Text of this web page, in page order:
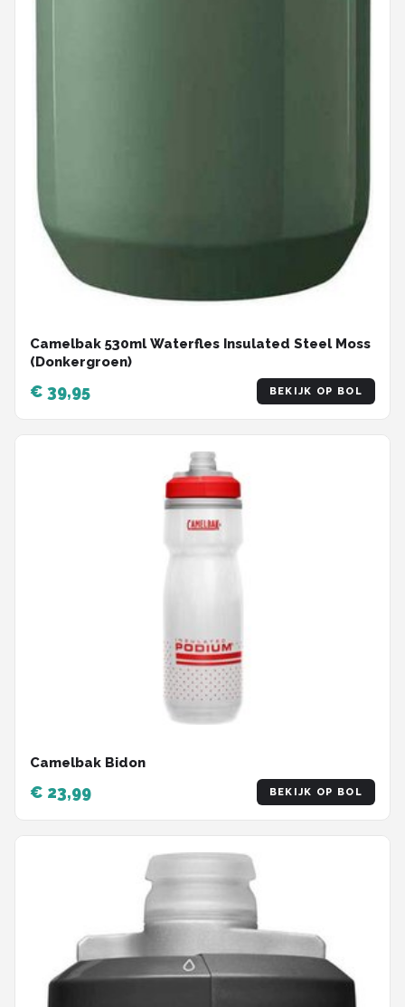
Camelbak 530ml Waterfles Insulated Steel Moss
(Donkergroen)
€ 39,95 BEKIJK OP BOL
Camelbak Bidon
€ 23,99 BEKIJK OP BOL